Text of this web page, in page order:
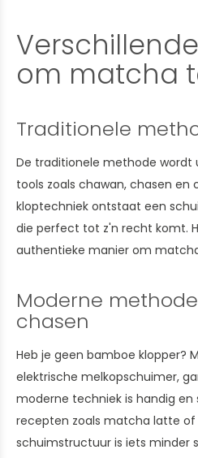
om matcha
Traditionele
De traditionele methode
tools zoals chawan, chasen en
kloptechniek ontstaat een
die perfect tot z'n recht komt.
authentieke manier om
Moderne
chasen
Heb je geen bamboe klopper?
elektrische melkopschuimer,
moderne techniek is handig en
recepten zoals matcha latte of
schuimstructuur is iets minder